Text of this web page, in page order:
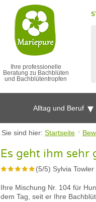
Ihre professionelle
Beratung zu Bachblüten
und Bachblütentropfen
Alltag und Beruf
Sie sind hier: Startseite
Es geht ihm
(5/5) Sylvia Towler
Ihre Mischung Nr. 104 für
dem Tag, seit er Ihre